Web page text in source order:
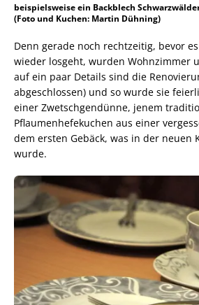
beispielsweise ein Backblech
(Foto und Kuchen: Martin Dühning)
Denn gerade noch rechtzeitig, bevor
wieder losgeht, wurden Wohnzimmer
auf ein paar Details sind die
abgeschlossen) und so wurde sie
einer Zwetschgendünne, jenem
Pflaumenhefekuchen aus einer
dem ersten Gebäck, was in der neuen
wurde.